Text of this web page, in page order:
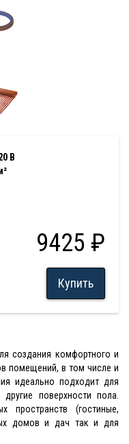
В
9425 ₽
Купить
создания комфортного и
помещений, в том числе и
идеально подходит для
поверхности пола.
(гостиные,
домов и дач так и для